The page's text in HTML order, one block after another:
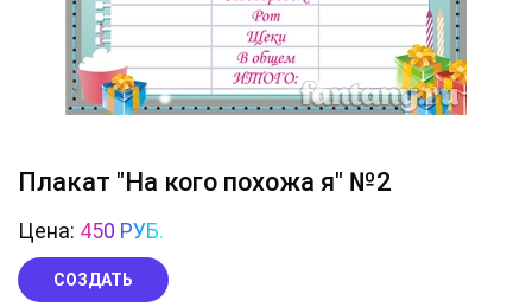
Плакат "На кого похожа я" №2
Цена: 450 РУБ.
СОЗДАТЬ